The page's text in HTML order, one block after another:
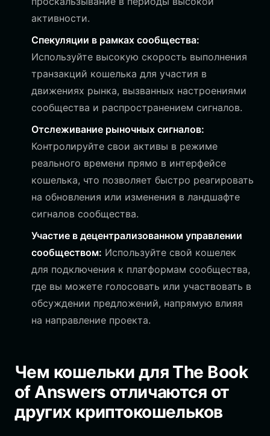
активности.
Спекуляции в рамках сообщества:
Используйте высокую скорость выполнения
транзакций кошелька для участия в
движениях рынка, вызванных настроениями
сообщества и распространением сигналов.
Отслеживание рыночных сигналов:
Контролируйте свои активы в режиме
реального времени прямо в интерфейсе
кошелька, что позволяет быстро реагировать
на обновления или изменения в ландшафте
сигналов сообщества.
Участие в децентрализованном управлении
сообществом: Используйте свой кошелек
для подключения к платформам сообщества,
где вы можете голосовать или участвовать в
обсуждении предложений, напрямую влияя
на направление проекта.
Чем кошельки для The Book
of Answers отличаются от
других криптокошельков